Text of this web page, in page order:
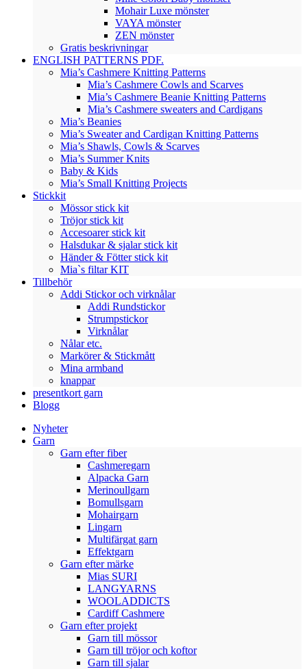
Mohair Luxe mönster
VAYA mönster
ZEN mönster
Gratis beskrivningar
ENGLISH PATTERNS PDF.
Mia’s Cashmere Knitting Patterns
Mia’s Cashmere Cowls and Scarves
Mia’s Cashmere Beanie Knitting Patterns
Mia’s Cashmere sweaters and Cardigans
Mia’s Beanies
Mia’s Sweater and Cardigan Knitting Patterns
Mia’s Shawls, Cowls & Scarves
Mia’s Summer Knits
Baby & Kids
Mia’s Small Knitting Projects
Stickkit
Mössor stick kit
Tröjor stick kit
Accesoarer stick kit
Halsdukar & sjalar stick kit
Händer & Fötter stick kit
Mia`s filtar KIT
Tillbehör
Addi Stickor och virknålar
Addi Rundstickor
Strumpstickor
Virknålar
Nålar etc.
Markörer & Stickmått
Mina armband
knappar
presentkort garn
Blogg
Nyheter
Garn
Garn efter fiber
Cashmeregarn
Alpacka Garn
Merinoullgarn
Bomullsgarn
Mohairgarn
Lingarn
Multifärgat garn
Effektgarn
Garn efter märke
Mias SURI
LANGYARNS
WOOLADDICTS
Cardiff Cashmere
Garn efter projekt
Garn till mössor
Garn till tröjor och koftor
Garn till sjalar